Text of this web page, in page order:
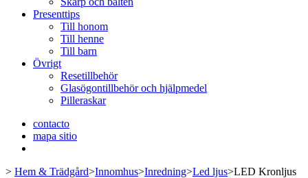
Presenttips
Till honom
Till henne
Till barn
Övrigt
Resetillbehör
Glasögontillbehör och hjälpmedel
Pilleraskar
contacto
mapa sitio
> Hem & Trädgård>Innomhus>Inredning>Led ljus>LED Kronljus